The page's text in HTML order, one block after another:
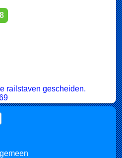
railstaven gescheiden.